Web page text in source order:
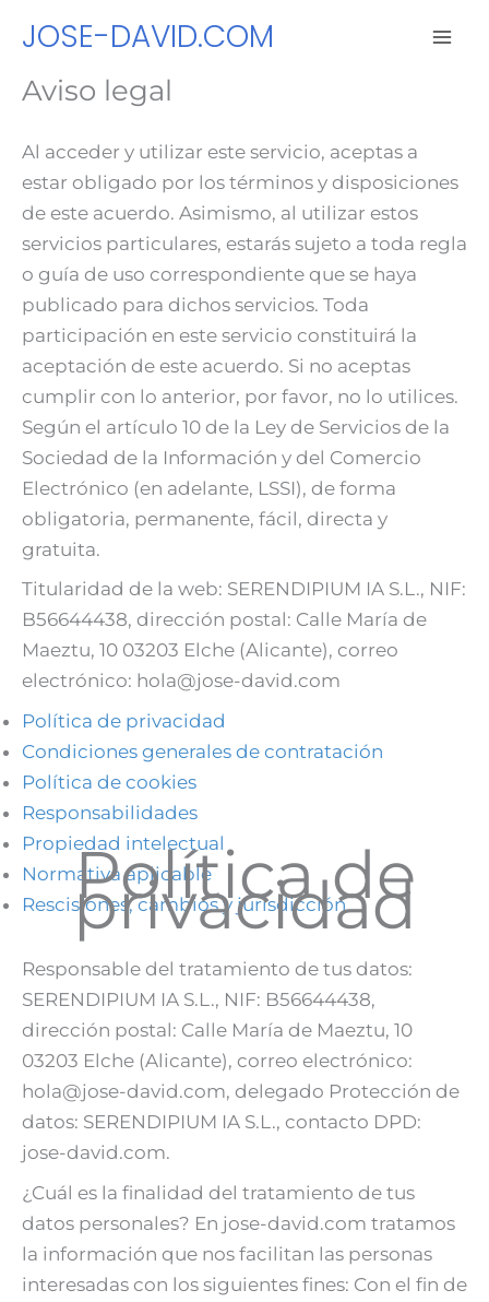
contenido
JOSE-DAVID.COM
Aviso legal
Al acceder y utilizar este servicio, aceptas a
estar obligado por los términos y disposiciones
de este acuerdo. Asimismo, al utilizar estos
servicios particulares, estarás sujeto a toda regla
o guía de uso correspondiente que se haya
publicado para dichos servicios. Toda
participación en este servicio constituirá la
aceptación de este acuerdo. Si no aceptas
cumplir con lo anterior, por favor, no lo utilices.
Según el artículo 10 de la Ley de Servicios de la
Sociedad de la Información y del Comercio
Electrónico (en adelante, LSSI), de forma
obligatoria, permanente, fácil, directa y
gratuita.
Titularidad de la web: SERENDIPIUM IA S.L., NIF:
B56644438, dirección postal: Calle María de
Maeztu, 10 03203 Elche (Alicante), correo
electrónico: hola@jose-david.com
Política de privacidad
Condiciones generales de contratación
Política de cookies
Responsabilidades
Propiedad intelectual
Normativa aplicable
Rescisiones, cambios y jurisdicción
Política de
privacidad
Responsable del tratamiento de tus datos:
SERENDIPIUM IA S.L., NIF: B56644438,
dirección postal: Calle María de Maeztu, 10
03203 Elche (Alicante), correo electrónico:
hola@jose-david.com, delegado Protección de
datos: SERENDIPIUM IA S.L., contacto DPD:
jose-david.com.
¿Cuál es la finalidad del tratamiento de tus
datos personales? En jose-david.com tratamos
la información que nos facilitan las personas
interesadas con los siguientes fines: Con el fin de